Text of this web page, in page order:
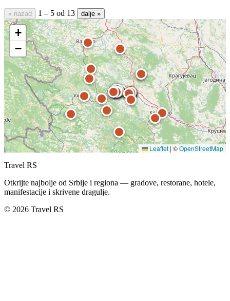
« nazad 1 – 5 od 13 dalje »
+
−
Leaflet | ©OpenStreetMap
Travel RS
Otkrijte najbolje od Srbije i regiona — gradove, restorane, hotele,
manifestacije i skrivene dragulje.
© 2026 Travel RS